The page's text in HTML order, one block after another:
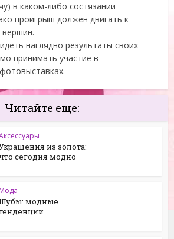
в каком-либо состязании
проигрыш должен двигать к
наглядно результаты своих
принимать участие в
Читайте еще:
из золота:
сегодня модно
Мода
модные